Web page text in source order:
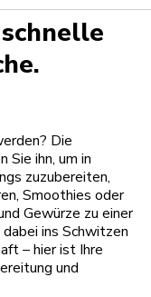
Die
Sie ihn, um in
zuzubereiten,
Smoothies oder
Gewürze zu einer
ins Schwitzen
– hier ist Ihre
und